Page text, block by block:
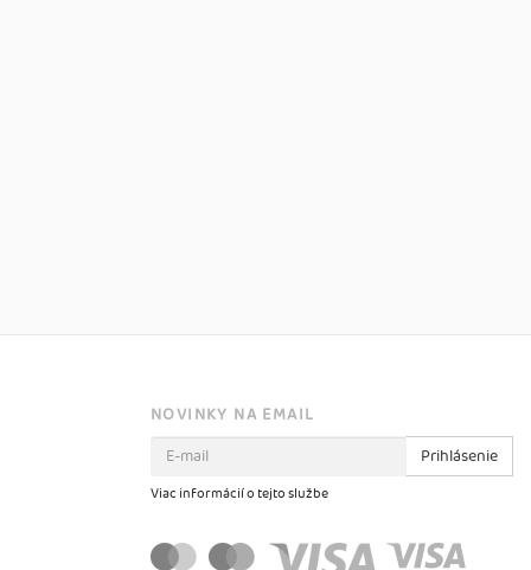
NOVINKY NA EMAIL
Prihlásenie
Viac informácií o tejto službe